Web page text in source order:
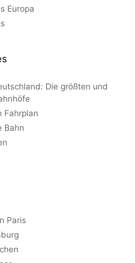
Europa
Die größten und
Fahrplan
Bahn
Paris